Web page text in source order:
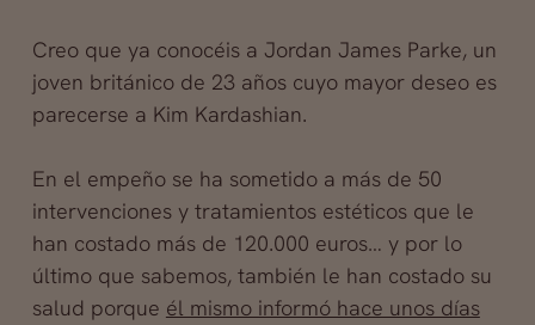
Creo que ya conocéis a Jordan James Parke, un
joven británico de 23 años cuyo mayor deseo es
parecerse a Kim Kardashian.
En el empeño se ha sometido a más de 50
intervenciones y tratamientos estéticos que le
han costado más de 120.000 euros… y por lo
último que sabemos, también le han costado su
salud porque él mismo informó hace unos días